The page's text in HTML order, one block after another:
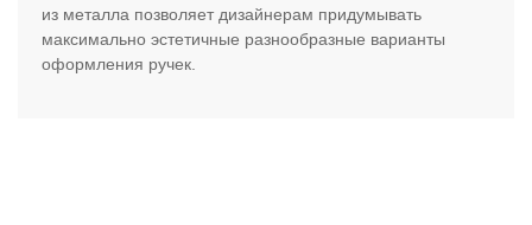
из металла позволяет дизайнерам придумывать
максимально эстетичные разнообразные варианты
оформления ручек.